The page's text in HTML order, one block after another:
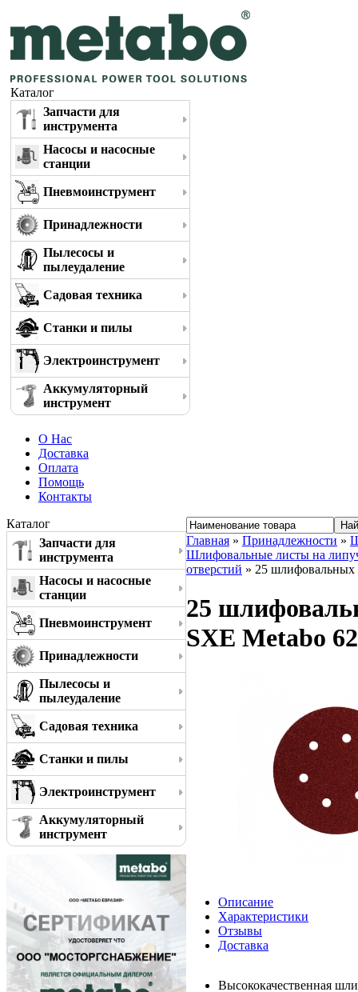
Каталог
Запчасти для
инструмента
Насосы и насосные
станции
Пневмоинструмент
Принадлежности
Пылесосы и
пылеудаление
Садовая техника
Станки и пилы
Электроинструмент
Аккумуляторный
инструмент
О Нас
Доставка
Оплата
Помощь
Контакты
Каталог
Запчасти для
инструмента
Насосы и насосные
станции
Пневмоинструмент
Принадлежности
Пылесосы и
пылеудаление
Садовая техника
Станки и пилы
Электроинструмент
Аккумуляторный
инструмент
Главная » Принадлежности »
Шлифовальные листы на
отверстий » 25 шлифовальных
25
SXE Metabo
Описание
Характеристики
Отзывы
Доставка
Высококачественная